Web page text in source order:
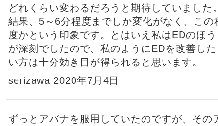
どれくらい変わるだろうと期待していました
結果、5～6分程度までしか変化がなく、この
度かという印象です。とはいえ私はEDのほう
が深刻でしたので、私のようにEDを改善した
い方は十分効き目が得られると思います。
serizawa 2020年7月4日
ずっとアバナを服用していたのですが、その